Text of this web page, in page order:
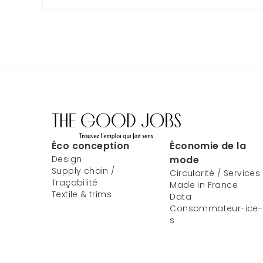
Éco conception
Design
Supply chain /
Traçabilité
Textile & trims
Économie de la
mode
Circularité / Services
Made in France
Data
Consommateur-ice-
s